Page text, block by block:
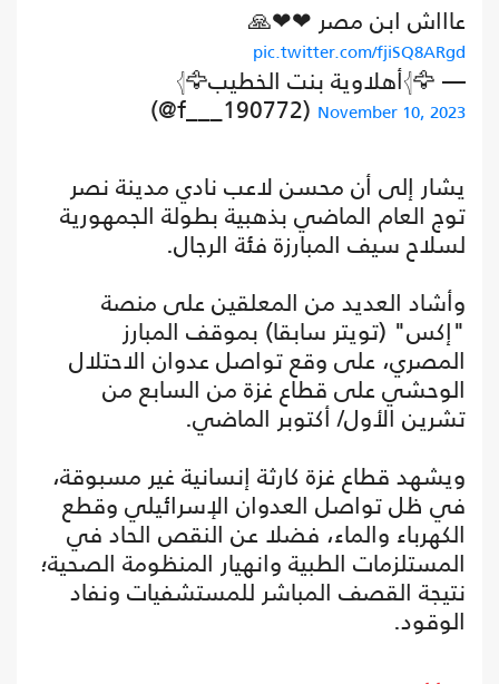
عاااش ابن مصر ❤❤🙏
pic.twitter.com/fjiSQ8ARgd
— 🦅𓂆أهلاوية بنت الخطيب𓂆🦅
(@f___190772) November 10, 2023
يشار إلى أن محسن لاعب نادي مدينة نصر
توج العام الماضي بذهبية بطولة الجمهورية
لسلاح سيف المبارزة فئة الرجال.
وأشاد العديد من المعلقين على منصة
"إكس" (تويتر سابقا) بموقف المبارز
المصري، على وقع تواصل عدوان الاحتلال
الوحشي على قطاع غزة من السابع من
تشرين الأول/ أكتوبر الماضي.
ويشهد قطاع غزة كارثة إنسانية غير مسبوقة،
في ظل تواصل العدوان الإسرائيلي وقطع
الكهرباء والماء، فضلا عن النقص الحاد في
المستلزمات الطبية وانهيار المنظومة الصحية؛
نتيجة القصف المباشر للمستشفيات ونفاد
الوقود.